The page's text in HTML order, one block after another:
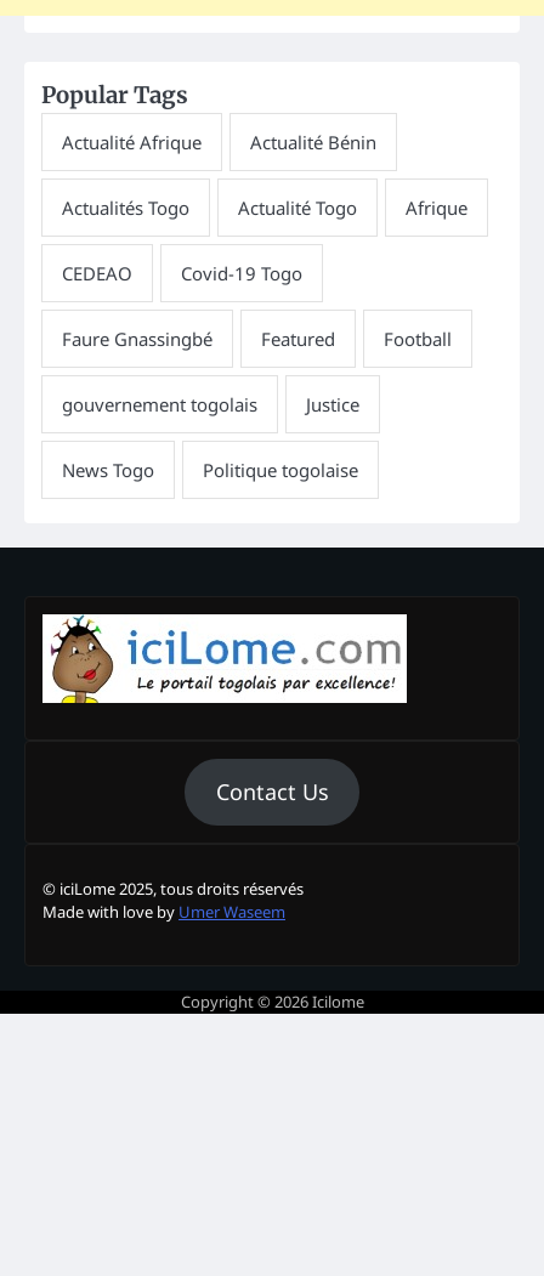
Popular Tags
Contact Us
© iciLome 2025, tous droits réservés
Made with love by Umer Waseem
Copyright © 2026Icilome